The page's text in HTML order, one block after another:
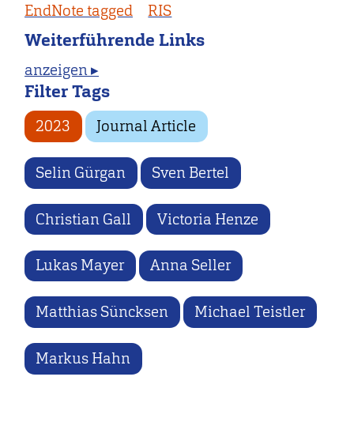
EndNote tagged
RIS
Weiterführende Links
anzeigen ▸
Filter Tags
2023 Journal Article
Selin Gürgan Sven Bertel
Christian Gall Victoria Henze
Lukas Mayer Anna Seller
Matthias Süncksen Michael Teistler
Markus Hahn